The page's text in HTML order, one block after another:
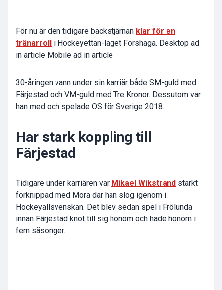
För nu är den tidigare backstjärnan klar för en
tränarroll
i Hockeyettan-laget Forshaga. Desktop ad
in article Mobile ad in article
30-åringen vann under sin karriär både SM-guld med
Färjestad och VM-guld med Tre Kronor. Dessutom var
han med och spelade OS för Sverige 2018.
Har stark koppling till
Färjestad
Tidigare under karriären var Mikael Wikstrand starkt
förknippad med Mora där han slog igenom i
Hockeyallsvenskan. Det blev sedan spel i Frölunda
innan Färjestad knöt till sig honom och hade honom i
fem säsonger.